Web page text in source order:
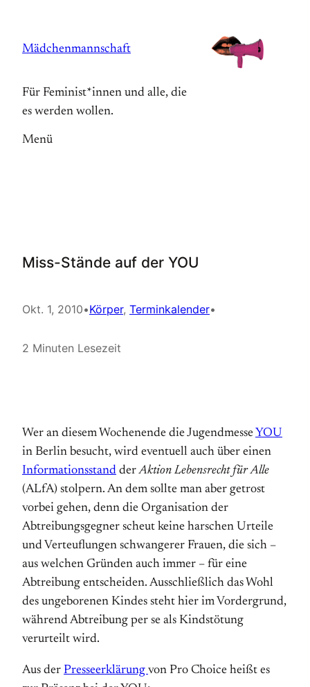
springen
Mädchenmannschaft
Für Feminist*innen und alle, die
es werden wollen.
Menü
Miss-Stände auf der YOU
Okt. 1, 2010•Körper, Terminkalender•
2 Minuten Lesezeit
Wer an diesem Wochenende die Jugendmesse YOU
in Berlin besucht, wird eventuell auch über einen
Informationsstand derAktion Lebensrecht für Alle
(ALfA) stolpern. An dem sollte man aber getrost
vorbei gehen, denn die Organisation der
Abtreibungsgegner scheut keine harschen Urteile
und Verteuflungen schwangerer Frauen, die sich –
aus welchen Gründen auch immer – für eine
Abtreibung entscheiden. Ausschließlich das Wohl
des ungeborenen Kindes steht hier im Vordergrund,
während Abtreibung per se als Kindstötung
verurteilt wird.
Aus der Presseerklärung von Pro Choice heißt es